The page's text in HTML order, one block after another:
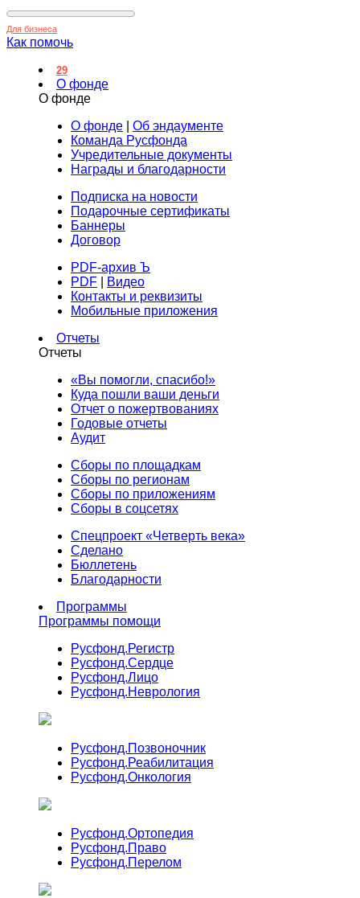
Для бизнеса
Как помочь
29
О фонде
О фонде
О фонде
Об эндаументе
Команда Русфонда
Учредительные документы
Награды и благодарности
Подписка на новости
Подарочные сертификаты
Баннеры
Договор
PDF-архив Ъ
PDF
Видео
Контакты и реквизиты
Мобильные приложения
Отчеты
Отчеты
«Вы помогли, спасибо!»
Куда пошли ваши деньги
Отчет о пожертвованиях
Годовые отчеты
Аудит
Сборы по площадкам
Сборы по регионам
Сборы по приложениям
Сборы в соцсетях
Спецпроект «Четверть века»
Сделано
Бюллетень
Благодарности
Программы
Программы помощи
Русфонд.Регистр
Русфонд.Сердце
Русфонд.Лицо
Русфонд.Неврология
Русфонд.Позвоночник
Русфонд.Реабилитация
Русфонд.Онкология
Русфонд.Ортопедия
Русфонд.Право
Русфонд.Перелом